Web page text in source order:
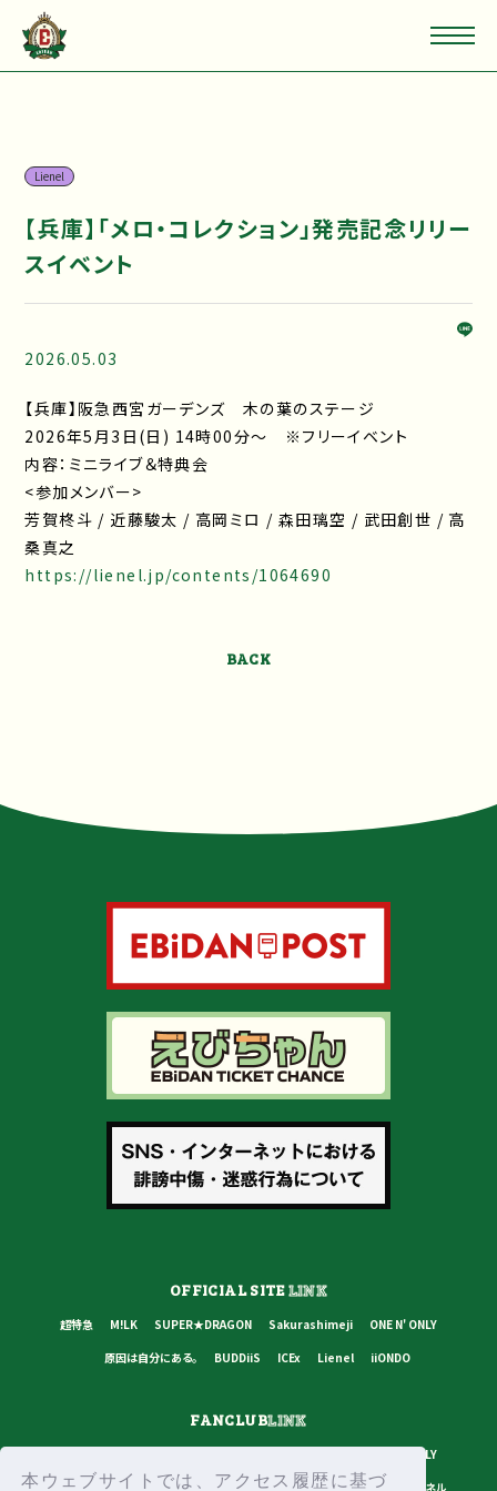
本ウェブサイトでは、アクセス履歴に基づ
Lienel
【兵庫】「メロ・コレクション」発売記念リリー
スイベント
2026.05.03
【兵庫】阪急西宮ガーデンズ 木の葉のステージ
2026年5月3日(日) 14時00分～ ※フリーイベント
内容：ミニライブ＆特典会
<参加メンバー>
芳賀柊斗 / 近藤駿太 / 高岡ミロ / 森田璃空 / 武田創世 / 高
桑真之
https://lienel.jp/contents/1064690
BACK
OFFICIAL SITELINK
超特急 M!LK SUPER★DRAGON Sakurashimeji
ONE N' ONLY
原因は自分にある。
BUDDiiS ICEx Lienel iiONDO
FANCLUBLINK
ONE N' ONLY
原因は自分にある。
BUDDiiS ICEx Lienel スターダストチャンネル